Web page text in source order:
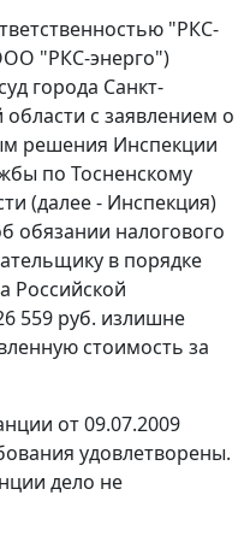
"РКС-
"РКС-энерго")
города Санкт-
с заявлением о
решения Инспекции
по Тосненскому
(далее - Инспекция)
обязании налогового
в порядке
Российской
559 руб. излишне
стоимость за
от 09.07.2009
удовлетворены.
дело не